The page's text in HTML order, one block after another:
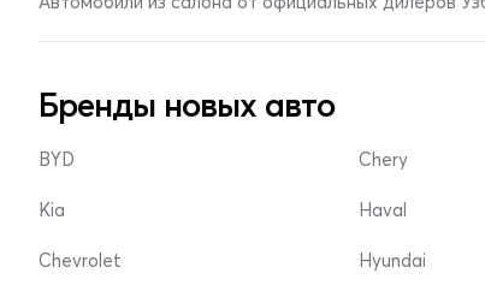
Бренды новых авто
BYD
Kia
Chevrolet
Chery
Haval
Hyundai